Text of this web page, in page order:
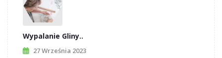
Wypalanie Gliny..
27 Września 2023